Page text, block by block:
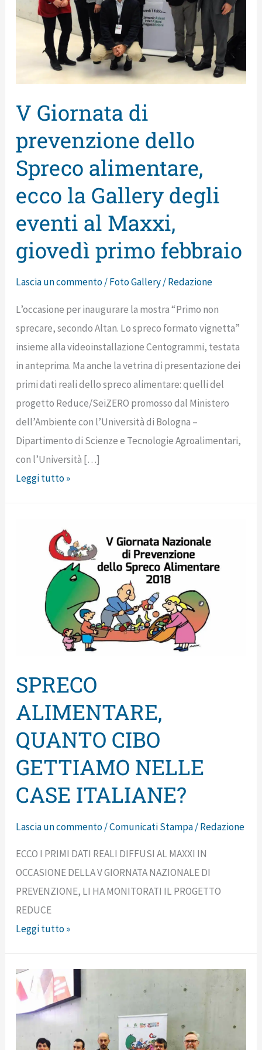
V Giornata di
prevenzione dello
Spreco alimentare,
ecco la Gallery degli
eventi al Maxxi,
giovedì primo febbraio
Lascia un commento/Foto Gallery/Redazione
L’occasione per inaugurare la mostra “Primo non
sprecare, secondo Altan. Lo spreco formato vignetta”
insieme alla videoinstallazione Centogrammi, testata
in anteprima. Ma anche la vetrina di presentazione dei
primi dati reali dello spreco alimentare: quelli del
progetto Reduce/SeiZERO promosso dal Ministero
dell’Ambiente con l’Università di Bologna –
Dipartimento di Scienze e Tecnologie Agroalimentari,
con l’Università […]
Spreco
alimentare,
degli
al
Maxxi,
primo
febbraio
Leggi tutto »
SPRECO
ALIMENTARE,
QUANTO CIBO
GETTIAMO NELLE
CASE ITALIANE?
Lascia un commento/Comunicati Stampa/Redazione
ECCO I PRIMI DATI REALI DIFFUSI AL MAXXI IN
OCCASIONE DELLA V GIORNATA NAZIONALE DI
PREVENZIONE, LI HA MONITORATI IL PROGETTO
REDUCE
ALIMENTARE,
GETTIAMO
Leggi tutto »
Presentati
oggi
i